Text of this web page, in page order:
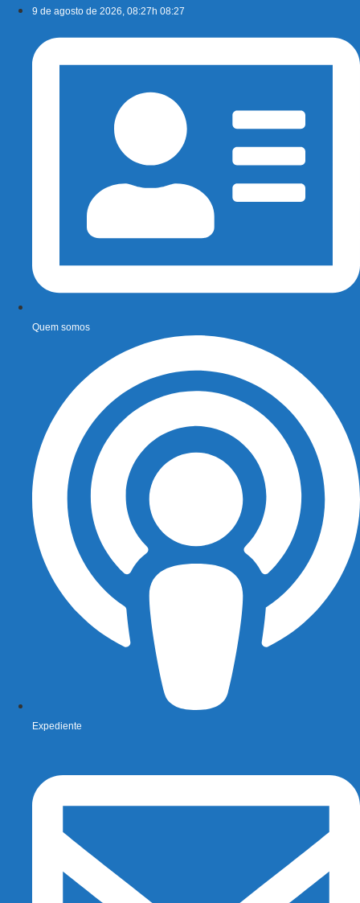
conteúdo
9 de agosto de 2026, 08:27h 08:27
Quem somos
Expediente